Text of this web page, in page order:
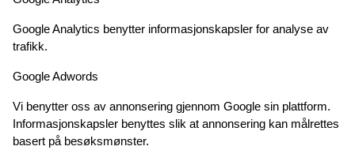
Google Analytics benytter informasjonskapsler for analyse av
trafikk.
Google Adwords
Vi benytter oss av annonsering gjennom Google sin plattform.
Informasjonskapsler benyttes slik at annonsering kan målrettes
basert på besøksmønster.